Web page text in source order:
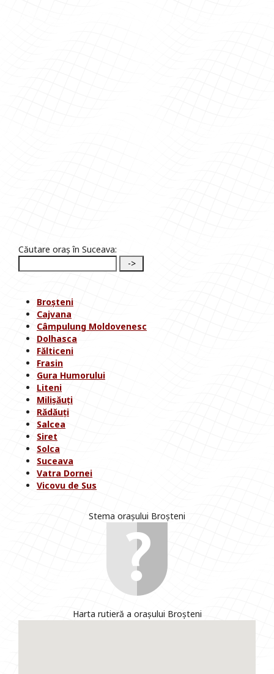
Căutare oraș în Suceava:
Broșteni
Cajvana
Câmpulung Moldovenesc
Dolhasca
Fălticeni
Frasin
Gura Humorului
Liteni
Milișăuți
Rădăuți
Salcea
Siret
Solca
Suceava
Vatra Dornei
Vicovu de Sus
Stema orașului Broșteni
Harta rutieră a orașului Broșteni